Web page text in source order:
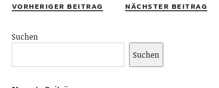
VORHERIGER BEITRAG NÄCHSTER BEITRAG
Suchen
Suchen